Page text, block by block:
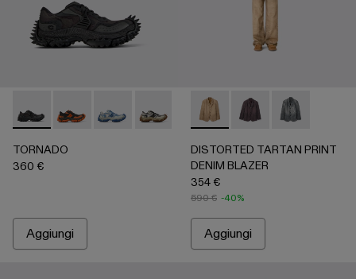
TORNADO - A500043-001 - Multicolor
TORNADO - A500043-009
TORNADO - A500043-008 - Multicolor
TORNADO - A500043-007 -
TORNADO - A500043-006 -
TORNADO - A500043-
TORNADO
360 €
Aggiungi
DISTORTED TARTAN
DISTORTED
DISTORTED TARTAN PRINT
DENIM BLAZER
354 €
590 € -40%
Aggiungi